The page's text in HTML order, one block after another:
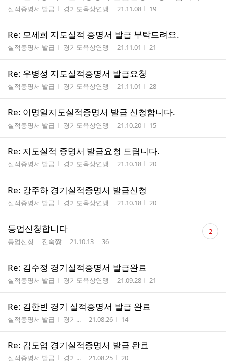
게시판명
실적증명서 발급 작성자
경기도육상연맹 작성시간
21.11.08 조회수
19
Re: 모세희 지도실적 증명서 발급 부탁드려요.
게시판명
실적증명서 발급 작성자
경기도육상연맹 작성시간
21.11.01 조회수
21
Re: 우병성 지도실적증명서 발급요청
게시판명
실적증명서 발급 작성자
경기도육상연맹 작성시간
21.11.01 조회수
28
Re: 이명일지도실적증명서 발급 신청합니다.
게시판명
실적증명서 발급 작성자
경기도육상연맹 작성시간
21.10.20 조회수
15
Re: 지도실적 증명서 발급요청 드립니다.
게시판명
실적증명서 발급 작성자
경기도육상연맹 작성시간
21.10.18 조회수
20
Re: 강주하 경기실적증명서 발급신청
게시판명
실적증명서 발급 작성자
경기도육상연맹 작성시간
21.10.18 조회수
20
등업신청합니다
게시판명
등업신청 작성자
진숙짱 작성시간
21.10.13 조회수
36
댓
글 2
Re: 김수정 경기실적증명서 발급완료
게시판명
실적증명서 발급 작성자
경기도육상연맹 작성시간
21.09.28 조회수
21
Re: 김한빈 경기 실적증명서 발급 완료
게시판명
실적증명서 발급 작성자
경기... 작성시간
21.08.26 조회수
14
Re: 김도엽 경기실적증명서 발급 완료
게시판명
실적증명서 발급 작성자
경기... 작성시간
21.08.25 조회수
20